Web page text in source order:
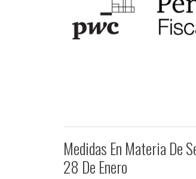
Medidas En Materia De
28 De Enero